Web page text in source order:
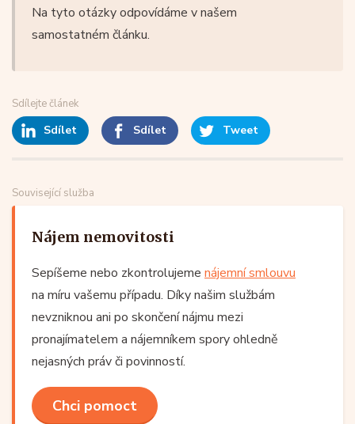
Na tyto otázky odpovídáme v našem
samostatném článku.
Sdílejte článek
Sdílet Sdílet Tweet
Související služba
Nájem nemovitosti
Sepíšeme nebo zkontrolujeme nájemní smlouvu
na míru vašemu případu. Díky našim službám
nevzniknou ani po skončení nájmu mezi
pronajímatelem a nájemníkem spory ohledně
nejasných práv či povinností.
Chci pomoct